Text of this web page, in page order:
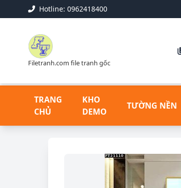
Hotline: 0962418400
Filetranh.com file tranh gốc
TRANG
CHỦ
KHO
DEMO
TƯỜNG NỀN